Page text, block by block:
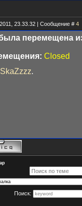
23.33.32 | Сообщение # 4
перемещена
Closed
SkaZzzz.
Поиск: